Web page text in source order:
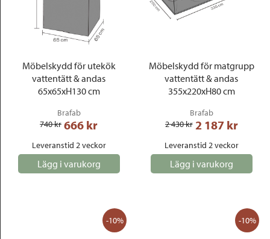
Möbelskydd för utekök
vattentätt & andas
65x65xH130 cm
Brafab
740 kr 666 kr
Leveranstid 2 veckor
Lägg i varukorg
Möbelskydd för matgrupp
vattentätt & andas
355x220xH80 cm
Brafab
2 430 kr 2 187 kr
Leveranstid 2 veckor
Lägg i varukorg
-10% -10%